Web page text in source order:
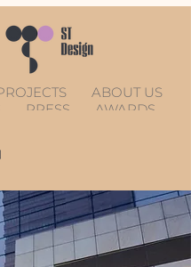
ABOUT US
PRESS
AWARDS